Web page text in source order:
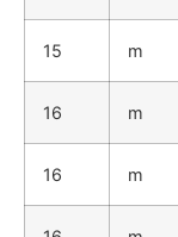
15 m
16 m
16 m